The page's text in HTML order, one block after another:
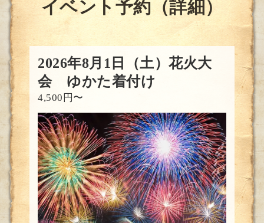
イベント予約（詳細）
2026年8月1日（土）花火大
会 ゆかた着付け
4,500円〜